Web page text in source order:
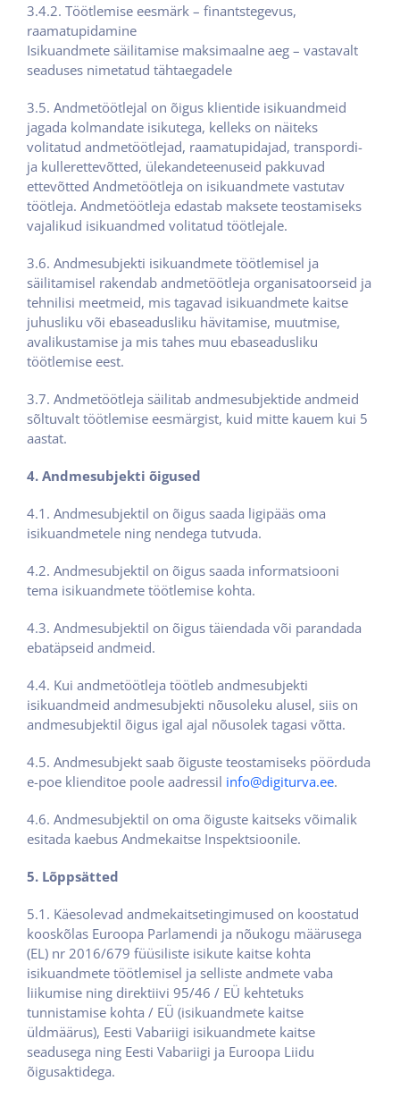
3.4.2. Töötlemise eesmärk – finantstegevus,
raamatupidamine
Isikuandmete säilitamise maksimaalne aeg – vastavalt
seaduses nimetatud tähtaegadele
3.5. Andmetöötlejal on õigus klientide isikuandmeid
jagada kolmandate isikutega, kelleks on näiteks
volitatud andmetöötlejad, raamatupidajad, transpordi-
ja kullerettevõtted, ülekandeteenuseid pakkuvad
ettevõtted Andmetöötleja on isikuandmete vastutav
töötleja. Andmetöötleja edastab maksete teostamiseks
vajalikud isikuandmed volitatud töötlejale.
3.6. Andmesubjekti isikuandmete töötlemisel ja
säilitamisel rakendab andmetöötleja organisatoorseid ja
tehnilisi meetmeid, mis tagavad isikuandmete kaitse
juhusliku või ebaseadusliku hävitamise, muutmise,
avalikustamise ja mis tahes muu ebaseadusliku
töötlemise eest.
3.7. Andmetöötleja säilitab andmesubjektide andmeid
sõltuvalt töötlemise eesmärgist, kuid mitte kauem kui 5
aastat.
4. Andmesubjekti õigused
4.1. Andmesubjektil on õigus saada ligipääs oma
isikuandmetele ning nendega tutvuda.
4.2. Andmesubjektil on õigus saada informatsiooni
tema isikuandmete töötlemise kohta.
4.3. Andmesubjektil on õigus täiendada või parandada
ebatäpseid andmeid.
4.4. Kui andmetöötleja töötleb andmesubjekti
isikuandmeid andmesubjekti nõusoleku alusel, siis on
andmesubjektil õigus igal ajal nõusolek tagasi võtta.
4.5. Andmesubjekt saab õiguste teostamiseks pöörduda
e-poe klienditoe poole aadressil info@digiturva.ee.
4.6. Andmesubjektil on oma õiguste kaitseks võimalik
esitada kaebus Andmekaitse Inspektsioonile.
5. Lõppsätted
5.1. Käesolevad andmekaitsetingimused on koostatud
kooskõlas Euroopa Parlamendi ja nõukogu määrusega
(EL) nr 2016/679 füüsiliste isikute kaitse kohta
isikuandmete töötlemisel ja selliste andmete vaba
liikumise ning direktiivi 95/46 / EÜ kehtetuks
tunnistamise kohta / EÜ (isikuandmete kaitse
üldmäärus), Eesti Vabariigi isikuandmete kaitse
seadusega ning Eesti Vabariigi ja Euroopa Liidu
õigusaktidega.